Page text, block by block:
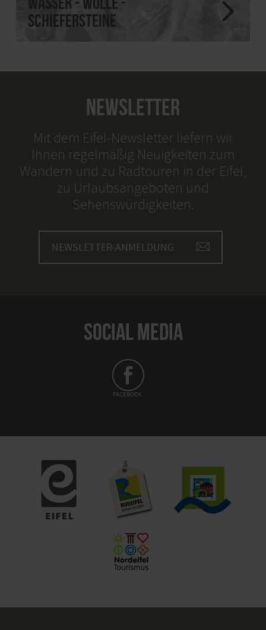
Schiefersteine
NEWSLETTER
Mit dem Eifel-Newsletter liefern wir
Ihnen regelmäßig Neuigkeiten zum
Wandern und zu Radtouren in der Eifel,
zu Urlaubsangeboten und
Sehenswürdigkeiten.
NEWSLETTER-ANMELDUNG
SOCIAL MEDIA
FACEBOOK